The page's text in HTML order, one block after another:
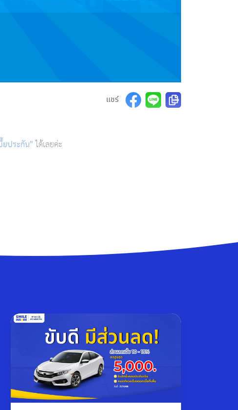
แชร์
ประกัน"ได้เลยค่ะ